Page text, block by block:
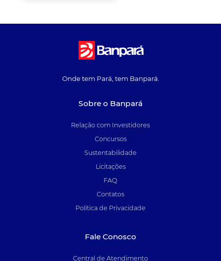
Onde tem Pará, tem Banpará.
Sobre o Banpará
Relação com Investidores
Concursos
Sustentabilidade
Licitações
FAQ
Contatos
Política de Privacidade
Fale Conosco
Central de Atendimento